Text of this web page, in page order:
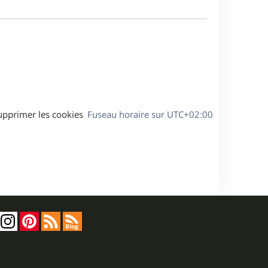
Fuseau horaire sur UTC+02:00
les cookies